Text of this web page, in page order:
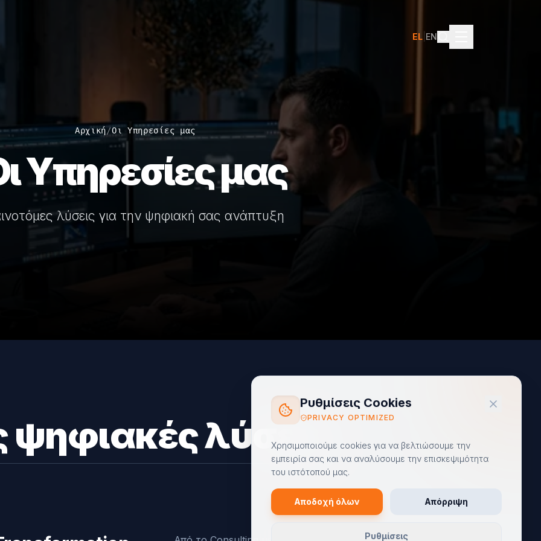
EL EN
Αρχική/Οι Υπηρεσίες μας
Υπηρεσίες μας
λύσεις για την ψηφιακή σας ανάπτυξη
ψηφιακές λύσεις
Ρυθμίσεις Cookies
PRIVACY OPTIMIZED
Χρησιμοποιούμε cookies για να βελτιώσουμε την
εμπειρία σας και να αναλύσουμε την επισκεψιμότητα
του ιστότοπού μας.
Αποδοχή όλων Απόρριψη
Ρυθμίσεις